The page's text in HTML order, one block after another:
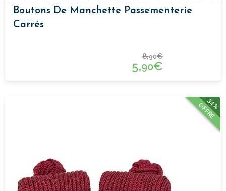
Boutons De Manchette Passementerie
Carrés
8,90€
5,90€
34%
OFFRE